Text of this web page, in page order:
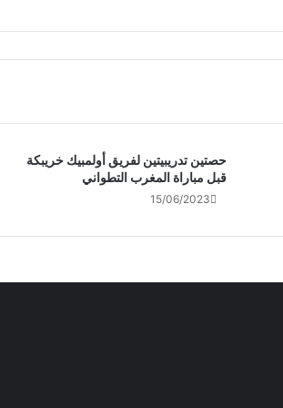
حصتين تدريبيتين لفريق أولمبيك خريبكة
قبل مباراة المغرب التطواني
15/06/2023